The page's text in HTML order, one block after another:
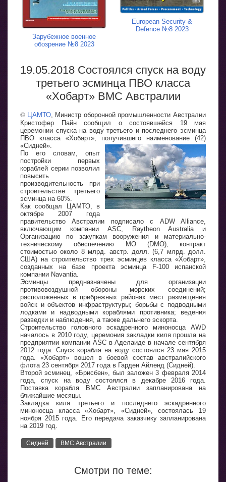
Зарубежное военное
обозрение №8 2023
European Security &
Defence №8 2023
19.05.2018 Состоялся спуск на воду
третьего эсминца ПВО класса
«Хобарт» ВМС Австралии
© ЦАМТО, Министр оборонной промышленности Австралии
Кристофер Пайн сообщил о состоявшейся 19 мая
церемонии спуска на воду третьего и последнего эсминца
ПВО класса «Хобарт», получившего наименование (42)
«Сидней».
По его словам, опыт
постройки первых
кораблей серии позволил
повысить
производительность при
строительстве третьего
эсминца на 60%.
Как сообщал ЦАМТО, в
октябре 2007 года
правительство Австралии подписало с ADW Alliance,
включающим компании ASC, Raytheon Australia и
Организацию по закупкам вооружения и материально-
техническому обеспечению МО (DMO), контракт
стоимостью около 8 млрд. австр. долл. (6,7 млрд. долл.
США) на строительство трех эсминцев класса «Хобарт»,
созданных на базе проекта эсминца F-100 испанской
компании Navantia.
Эсминцы предназначены для организации
противовоздушной обороны морских соединений;
расположенных в прибрежных районах мест размещения
войск и объектов инфраструктуры; борьбы с подводными
лодками и надводными кораблями противника; ведения
разведки и наблюдения, а также дальнего эскорта.
Строительство головного эскадренного миноносца AWD
началось в 2010 году, церемония закладки киля прошла на
предприятии компании ASC в Аделаиде в начале сентября
2012 года. Спуск корабля на воду состоялся 23 мая 2015
года. «Хобарт» вошел в боевой состав австралийского
флота 23 сентября 2017 года в Гарден Айленд (Сидней).
Второй эсминец, «Брисбен», был заложен 3 февраля 2014
года, спуск на воду состоялся в декабре 2016 года.
Поставка корабля ВМС Австралии запланирована на
ближайшие месяцы.
Закладка киля третьего и последнего эскадренного
миноносца класса «Хобарт», «Cидней», состоялась 19
ноября 2015 года. Его передача заказчику запланирована
на 2019 год.
Сидней ВМС Австралии
Смотри по теме: